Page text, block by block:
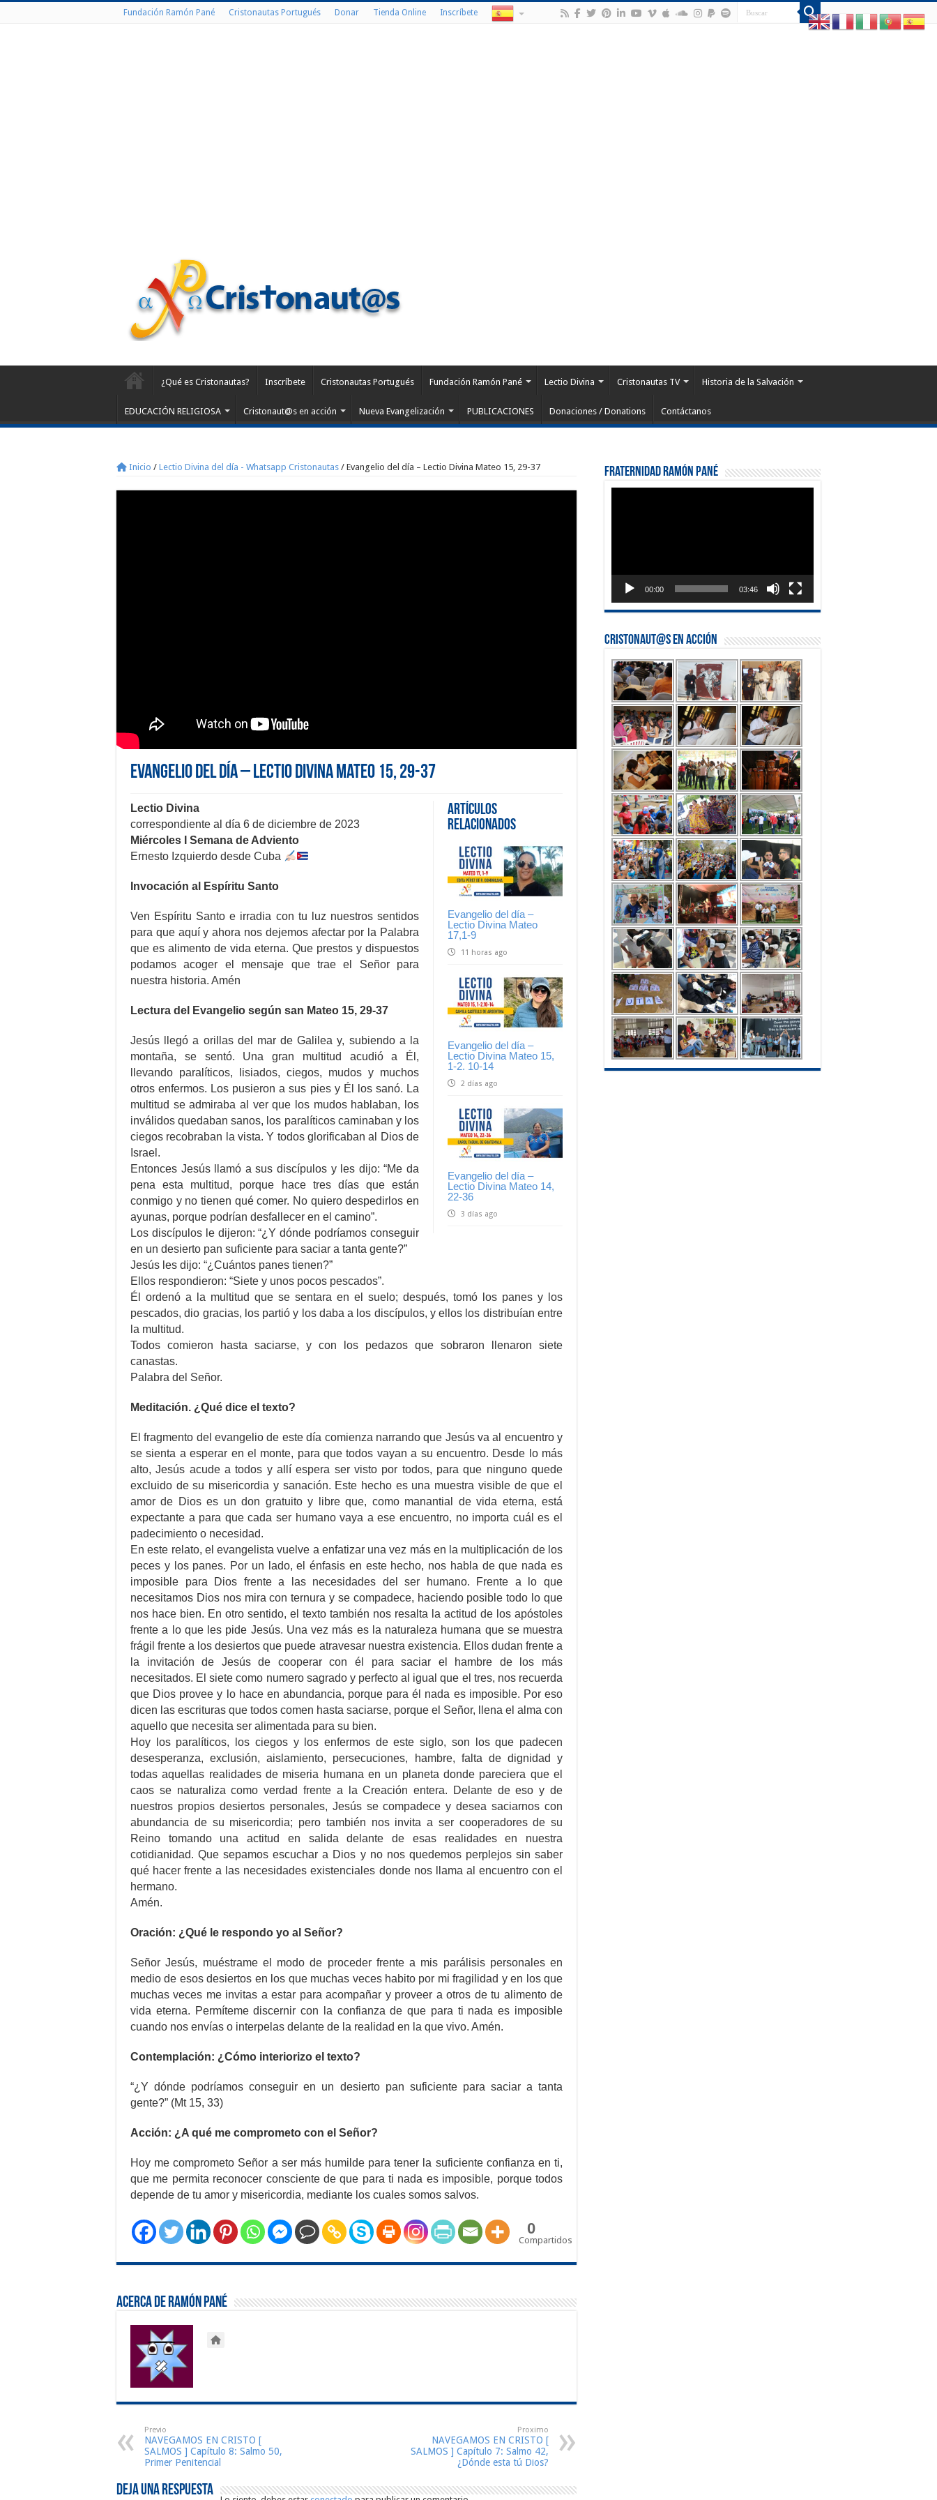
Fundación Ramón Pané Cristonautas Portugués Donar Tienda Online Inscríbete
¿Qué es Cristonautas? Inscríbete Cristonautas Portugués Fundación Ramón Pané Lectio Divina Cristonautas TV Historia de la Salvación
EDUCACIÓN RELIGIOSA Cristonaut@s en acción Nueva Evangelización PUBLICACIONES Donaciones / Donations Contáctanos
Inicio / Lectio Divina del día - Whatsapp Cristonautas / Evangelio del día – Lectio Divina Mateo 15, 29-37
Evangelio del día – Lectio Divina Mateo 15, 29-37
Artículos
Relacionados
Evangelio del día –
Lectio Divina Mateo
17,1-9
11 horas ago
Evangelio del día –
Lectio Divina Mateo 15,
1-2. 10-14
2 días ago
Evangelio del día –
Lectio Divina Mateo 14,
22-36
3 días ago
Lectio Divina
correspondiente al día 6 de diciembre de 2023
Miércoles I Semana de Adviento
Ernesto Izquierdo desde Cuba
Invocación al Espíritu Santo
Ven Espíritu Santo e irradia con tu luz nuestros sentidos
para que aquí y ahora nos dejemos afectar por la Palabra
que es alimento de vida eterna. Que prestos y dispuestos
podamos acoger el mensaje que trae el Señor para
nuestra historia. Amén
Lectura del Evangelio según san Mateo 15, 29-37
Jesús llegó a orillas del mar de Galilea y, subiendo a la
montaña, se sentó. Una gran multitud acudió a Él,
llevando paralíticos, lisiados, ciegos, mudos y muchos
otros enfermos. Los pusieron a sus pies y Él los sanó. La
multitud se admiraba al ver que los mudos hablaban, los
inválidos quedaban sanos, los paralíticos caminaban y los
ciegos recobraban la vista. Y todos glorificaban al Dios de
Israel.
Entonces Jesús llamó a sus discípulos y les dijo: “Me da
pena esta multitud, porque hace tres días que están
conmigo y no tienen qué comer. No quiero despedirlos en
ayunas, porque podrían desfallecer en el camino”.
Los discípulos le dijeron: “¿Y dónde podríamos conseguir
en un desierto pan suficiente para saciar a tanta gente?”
Jesús les dijo: “¿Cuántos panes tienen?”
Ellos respondieron: “Siete y unos pocos pescados”.
Él ordenó a la multitud que se sentara en el suelo; después, tomó los panes y los
pescados, dio gracias, los partió y los daba a los discípulos, y ellos los distribuían entre
la multitud.
Todos comieron hasta saciarse, y con los pedazos que sobraron llenaron siete
canastas.
Palabra del Señor.
Meditación. ¿Qué dice el texto?
El fragmento del evangelio de este día comienza narrando que Jesús va al encuentro y
se sienta a esperar en el monte, para que todos vayan a su encuentro. Desde lo más
alto, Jesús acude a todos y allí espera ser visto por todos, para que ninguno quede
excluido de su misericordia y sanación. Este hecho es una muestra visible de que el
amor de Dios es un don gratuito y libre que, como manantial de vida eterna, está
expectante a para que cada ser humano vaya a ese encuentro, no importa cuál es el
padecimiento o necesidad.
En este relato, el evangelista vuelve a enfatizar una vez más en la multiplicación de los
peces y los panes. Por un lado, el énfasis en este hecho, nos habla de que nada es
imposible para Dios frente a las necesidades del ser humano. Frente a lo que
necesitamos Dios nos mira con ternura y se compadece, haciendo posible todo lo que
nos hace bien. En otro sentido, el texto también nos resalta la actitud de los apóstoles
frente a lo que les pide Jesús. Una vez más es la naturaleza humana que se muestra
frágil frente a los desiertos que puede atravesar nuestra existencia. Ellos dudan frente a
la invitación de Jesús de cooperar con él para saciar el hambre de los más
necesitados. El siete como numero sagrado y perfecto al igual que el tres, nos recuerda
que Dios provee y lo hace en abundancia, porque para él nada es imposible. Por eso
dicen las escrituras que todos comen hasta saciarse, porque el Señor, llena el alma con
aquello que necesita ser alimentada para su bien.
Hoy los paralíticos, los ciegos y los enfermos de este siglo, son los que padecen
desesperanza, exclusión, aislamiento, persecuciones, hambre, falta de dignidad y
todas aquellas realidades de miseria humana en un planeta donde pareciera que el
caos se naturaliza como verdad frente a la Creación entera. Delante de eso y de
nuestros propios desiertos personales, Jesús se compadece y desea saciarnos con
abundancia de su misericordia; pero también nos invita a ser cooperadores de su
Reino tomando una actitud en salida delante de esas realidades en nuestra
cotidianidad. Que sepamos escuchar a Dios y no nos quedemos perplejos sin saber
qué hacer frente a las necesidades existenciales donde nos llama al encuentro con el
hermano.
Amén.
Oración: ¿Qué le respondo yo al Señor?
Señor Jesús, muéstrame el modo de proceder frente a mis parálisis personales en
medio de esos desiertos en los que muchas veces habito por mi fragilidad y en los que
muchas veces me invitas a estar para acompañar y proveer a otros de tu alimento de
vida eterna. Permíteme discernir con la confianza de que para ti nada es imposible
cuando nos envías o interpelas delante de la realidad en la que vivo. Amén.
Contemplación: ¿Cómo interiorizo el texto?
“¿Y dónde podríamos conseguir en un desierto pan suficiente para saciar a tanta
gente?” (Mt 15, 33)
Acción: ¿A qué me comprometo con el Señor?
Hoy me comprometo Señor a ser más humilde para tener la suficiente confianza en ti,
que me permita reconocer consciente de que para ti nada es imposible, porque todos
depende de tu amor y misericordia, mediante los cuales somos salvos.
0
Compartidos
Acerca de Ramón Pané
Previo
NAVEGAMOS EN CRISTO [
SALMOS ] Capítulo 8: Salmo 50,
Primer Penitencial
Proximo
NAVEGAMOS EN CRISTO [
SALMOS ] Capítulo 7: Salmo 42,
¿Dónde esta tú Dios?
Deja una respuesta
Fraternidad Ramón Pané
00:00 03:46
Cristonaut@s en Acción